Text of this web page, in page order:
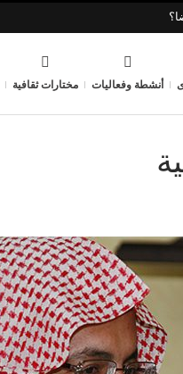
أنشطة وفعاليات مختارات ثقافية